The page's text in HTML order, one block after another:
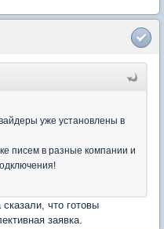
уже установлены в
писем в разные компании и
что готовы
заявка.